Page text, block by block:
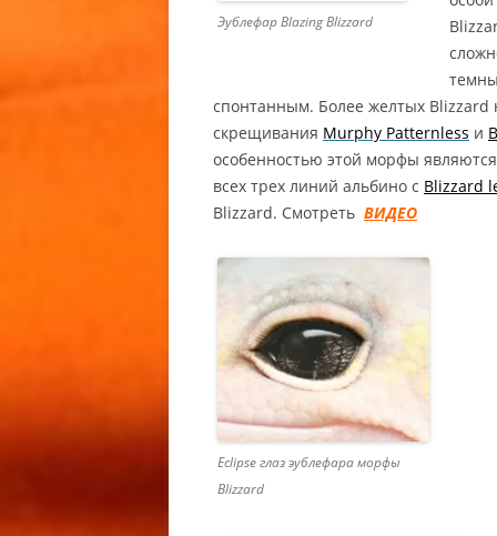
ZERO
/ ZULU
GECKO
Эублефар Blazing Blizzard
спонтанным. Более желтых Blizzard
скрещивания Murphy Patternless и
особенностью этой морфы
всех трех линий альбино с Blizzard
Blizzard. Смотреть ВИДЕО
Eclipse глаз эублефара морфы
Blizzard